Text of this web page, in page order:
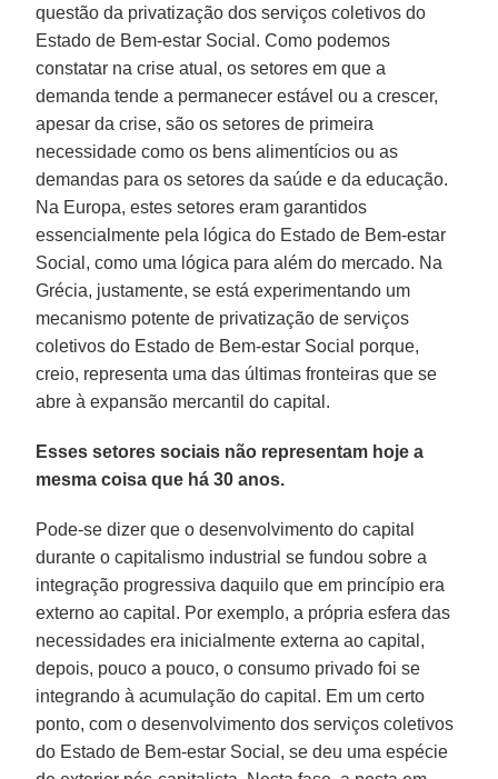
questão da privatização dos serviços coletivos do
Estado de Bem-estar Social. Como podemos
constatar na crise atual, os setores em que a
demanda tende a permanecer estável ou a crescer,
apesar da crise, são os setores de primeira
necessidade como os bens alimentícios ou as
demandas para os setores da saúde e da educação.
Na Europa, estes setores eram garantidos
essencialmente pela lógica do Estado de Bem-estar
Social, como uma lógica para além do mercado. Na
Grécia, justamente, se está experimentando um
mecanismo potente de privatização de serviços
coletivos do Estado de Bem-estar Social porque,
creio, representa uma das últimas fronteiras que se
abre à expansão mercantil do capital.
Esses setores sociais não representam hoje a
mesma coisa que há 30 anos.
Pode-se dizer que o desenvolvimento do capital
durante o capitalismo industrial se fundou sobre a
integração progressiva daquilo que em princípio era
externo ao capital. Por exemplo, a própria esfera das
necessidades era inicialmente externa ao capital,
depois, pouco a pouco, o consumo privado foi se
integrando à acumulação do capital. Em um certo
ponto, com o desenvolvimento dos serviços coletivos
do Estado de Bem-estar Social, se deu uma espécie